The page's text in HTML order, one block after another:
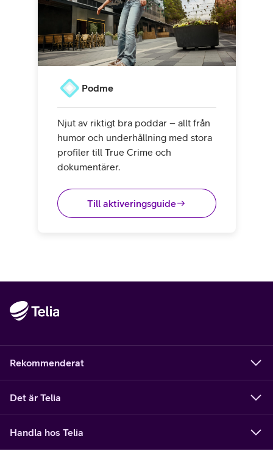
Podme
Njut av riktigt bra poddar – allt från
humor och underhållning med stora
profiler till True Crime och
dokumentärer.
Till aktiveringsguide
Rekommenderat
Det är Telia
Handla hos Telia